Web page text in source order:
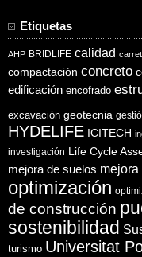
Etiquetas
AHP BRIDLIFE calidad
compactación concreto
edificación encofrado
excavación geotecnia
HYDELIFE ICITECH
investigación Life Cycle
mejora de suelos mejora
optimización
de construcción
sostenibilidad
turismo Universitat